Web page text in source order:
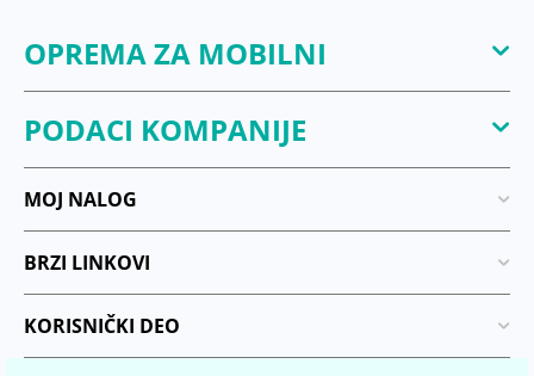
OPREMA ZA MOBILNI
PODACI KOMPANIJE
MOJ NALOG
BRZI LINKOVI
KORISNIČKI DEO